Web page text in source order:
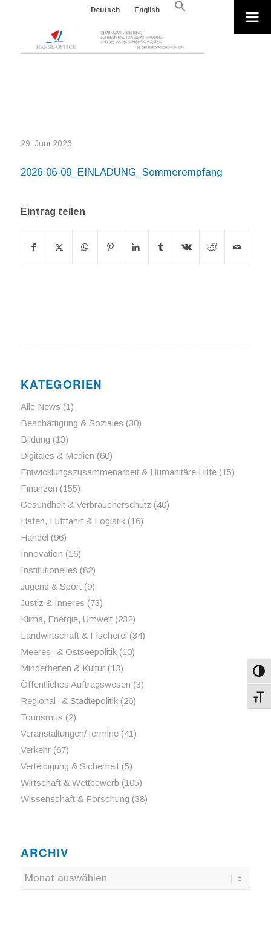
Deutsch English
Search
29. Juni 2026
2026-06-09_EINLADUNG_Sommerempfang
Eintrag teilen
KATEGORIEN
Alle News (1)
Beschäftigung & Soziales (30)
Bildung (13)
Digitales & Medien (60)
Entwicklungszusammenarbeit & Humanitäre Hilfe(15)
Finanzen (155)
Gesundheit & Verbraucherschutz (40)
Hafen, Luftfahrt & Logistik(16)
Handel (96)
Innovation (16)
Institutionelles (82)
Jugend & Sport(9)
Justiz & Inneres (73)
Klima, Energie, Umwelt(232)
Landwirtschaft & Fischerei (34)
Meeres- & Ostseepolitik(10)
Minderheiten & Kultur(13)
Öffentliches Auftragswesen (3)
Regional- & Städtepolitik(26)
Tourismus (2)
Veranstaltungen/Termine(41)
Verkehr(67)
Verteidigung & Sicherheit(5)
Wirtschaft & Wettbewerb (105)
Wissenschaft & Forschung (38)
ARCHIV